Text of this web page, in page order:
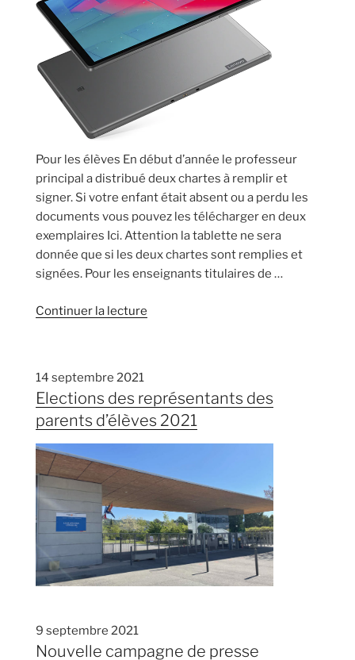
RICHARD,
maire
de
Pour les élèves En début d’année le professeur
principal a distribué deux chartes à remplir et
signer. Si votre enfant était absent ou a perdu les
documents vous pouvez les télécharger en deux
exemplaires Ici. Attention la tablette ne sera
donnée que si les deux chartes sont remplies et
signées. Pour les enseignants titulaires de …
Continuer la lecture
tablettes »
14 septembre 2021
Elections des représentants des
parents d’élèves 2021
9 septembre 2021
Nouvelle campagne de presse